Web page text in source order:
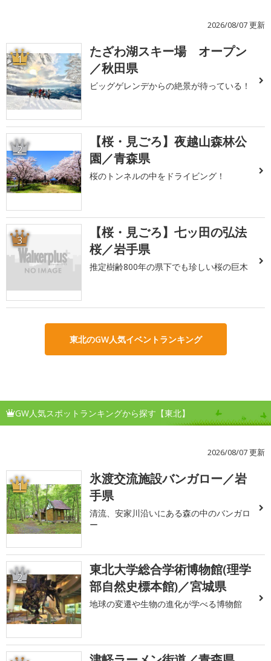
2026/08/07 更新
1
たざわ湖スキー場 オープン
／秋田県
ビッグゲレンデからの絶景が待っている！
2
【桜・見ごろ】夜越山森林公
園／青森県
桜のトンネルの中をドライビング！
3
【桜・見ごろ】七ッ田の弘法
桜／岩手県
推定樹齢800年の県下でも珍しい桜の巨木
東北のGW人気イベントランキング
GW人気スポットランキングから探す【東北】
2026/08/07 更新
1
氷渡交流施設バンガロー／岩
手県
清流、安家川沿いにある森の中のバンガロ
ー
2
東北大学総合学術博物館(理学
部自然史標本館)／宮城県
地球の変遷や生物の進化が学べる博物館